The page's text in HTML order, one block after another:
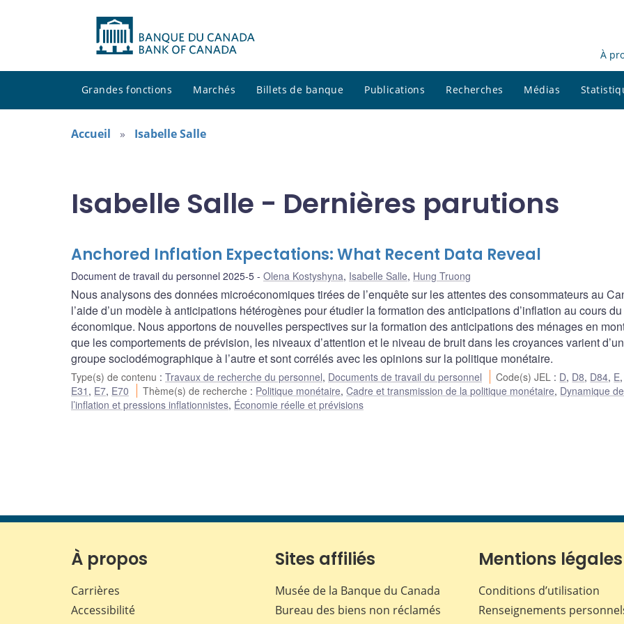
À
Grandes fonctions Marchés Billets de banque Publications Recherches Médias
Accueil Isabelle Salle
Isabelle Salle - Dernières parutions
Anchored Inflation Expectations: What Recent Data Reveal
Document de travail du personnel 2025-5 Olena Kostyshyna, Isabelle Salle, Hung Truong
Nous analysons des données microéconomiques tirées de l’enquête sur les attentes des consommateurs au
l’aide d’un modèle à anticipations hétérogènes pour étudier la formation des anticipations d’inflation au cours
économique. Nous apportons de nouvelles perspectives sur la formation des anticipations des ménages en
que les comportements de prévision, les niveaux d’attention et le niveau de bruit dans les croyances varient d’un
groupe sociodémographique à l’autre et sont corrélés avec les opinions sur la politique monétaire.
Type(s) de contenu : Travaux de recherche du personnel, Documents de travail du personnel Code(s) JEL : D, D8, D84, E,
E31 , E7, E70 Thème(s) de recherche : Politique monétaire,Cadre et transmission de la politique monétaire, Dynamique de
l’inflation et pressions inflationnistes, Économie réelle et prévisions
À propos
Carrières
Accessibilité
Sites affiliés
Musée de la Banque du Canada
Bureau des biens non réclamés
Mentions légales
Conditions d’utilisation
Renseignements